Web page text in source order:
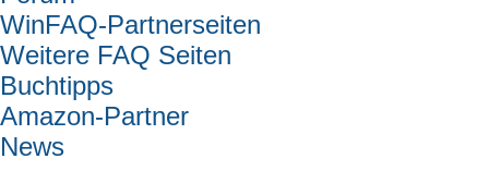
WinFAQ-Partnerseiten
Weitere FAQ Seiten
Buchtipps
Amazon-Partner
News